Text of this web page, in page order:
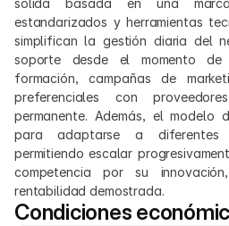
sólida basada en una
estandarizados y herramientas
simplifican la gestión diaria del
soporte desde el momento de
formación, campañas de
preferenciales con
permanente. Además, el modelo
para adaptarse a diferentes
permitiendo escalar
competencia por su
rentabilidad demostrada.
Condiciones